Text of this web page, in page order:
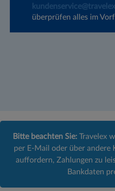
überprüfen alles im
Bitte beachten Sie: Travelex
per E-Mail oder über andere
auffordern, Zahlungen zu
Bankdaten